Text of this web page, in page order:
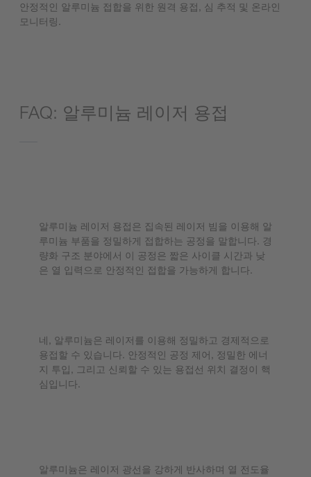
안정적인 알루미늄 접합을 위한 원격 용접, 심 추적 및 온라인
모니터링.
FAQ: 알루미늄 레이저 용접
알루미늄 레이저 용접은 집속된 레이저 빔을 이용해 알
루미늄 부품을 정밀하게 접합하는 공정을 말합니다. 경
량화 구조 분야에서 이 공정은 짧은 사이클 시간과 낮
은 열 입력으로 안정적인 접합을 가능하게 합니다.
네, 알루미늄은 레이저를 이용해 정밀하고 경제적으로
용접할 수 있습니다. 안정적인 공정 제어, 정밀한 에너
지 투입, 그리고 신뢰할 수 있는 용접선 위치 결정이 핵
심입니다.
알루미늄은 레이저 광선을 강하게 반사하며 열 전도율